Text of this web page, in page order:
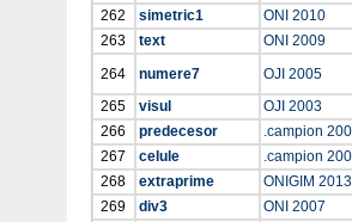
262
simetric1
ONI 2010
263
text
ONI 2009
264
numere7
OJI 2005
265
visul
OJI 2003
266
predecesor
.campion
267
celule
.campion
268
extraprime
ONIGIM 2013
269
div3
ONI 2007